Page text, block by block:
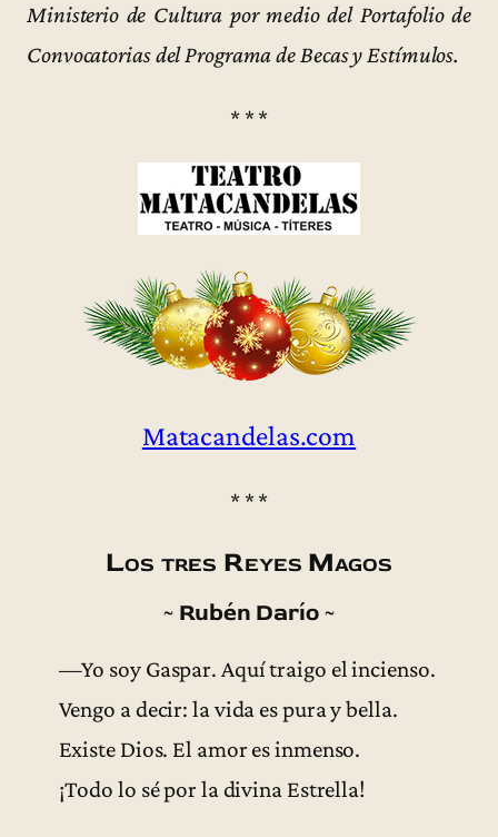
Ministerio de Cultura por medio del Portafolio de
Convocatorias del Programa de Becas y Estímulos.
* * *
Matacandelas.com
* * *
Los tres Reyes Magos
~ Rubén Darío ~
—Yo soy Gaspar. Aquí traigo el incienso.
Vengo a decir: la vida es pura y bella.
Existe Dios. El amor es inmenso.
¡Todo lo sé por la divina Estrella!